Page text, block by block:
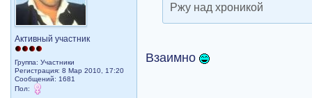
Активный участник
Группа: Участники
Регистрация: 8 Мар 2010, 17:20
Сообщений: 1681
Пол:
Ржу над хроникой
Взаимно